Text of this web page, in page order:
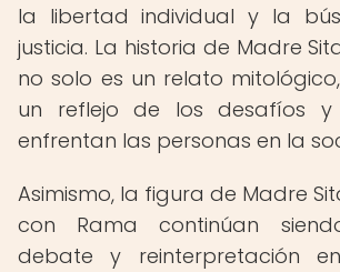
la libertad individual y la
justicia. La historia de Madre
no solo es un relato
un reflejo de los desafíos y
enfrentan las personas en la
Asimismo, la figura de Madre
con Rama continúan
debate y reinterpretación